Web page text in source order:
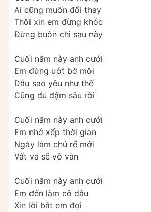
Ai cũng muốn đổi thay
Thôi xin em đừng khóc
Đừng buồn chi sau này
Cuối năm này anh cưới
Em đừng ướt bờ môi
Dẫu sao yêu như thế
Cũng đủ đậm sâu rồi
Cuối năm này anh cưới
Em nhớ xếp thời gian
Ngày làm chú rể mới
Vất vả sẽ vô vàn
Cuối năm này anh cưới
Em đến làm cô dâu
Xin lỗi bắt em đợi